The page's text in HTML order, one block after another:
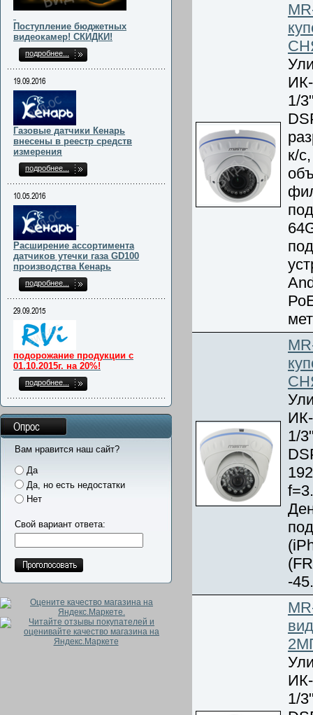
1/
к/
1/
-
1/
Поступление бюджетных
видеокамер! СКИДКИ!
подробнее...
19.09.2016
Газовые датчики Кенарь
внесены в реестр средств
измерения
подробнее...
10.05.2016
Расширение ассортимента
датчиков утечки газа GD100
производства Кенарь
подробнее...
29.09.2015
подорожание продукции с
01.10.2015г. на 20%!
подробнее...
Опрос
Вам нравится наш сайт?
Да
Да, но есть недостатки
Нет
Свой вариант ответа: